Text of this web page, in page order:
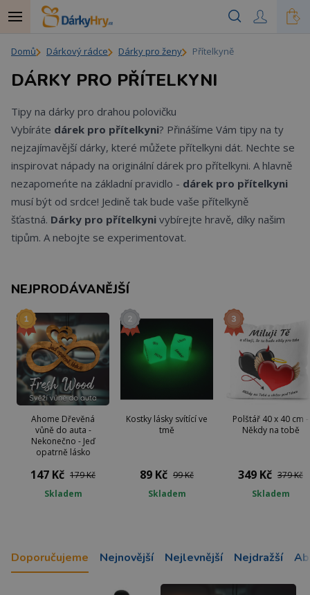
Domů Dárkový rádce Dárky pro ženy Přítelkyně
DÁRKY PRO PŘÍTELKYNI
Tipy na dárky pro drahou polovičku
Vybíráte dárek pro přítelkyni? Přinášíme Vám tipy na ty
nejzajímavější dárky, které můžete přítelkyni dát. Nechte se
inspirovat nápady na originální dárek pro přítelkyni. A hlavně
nezapomeńte na základní pravidlo - dárek pro přítelkyni
musí být od srdce! Jedině tak bude vaše přítelkyně
šťastná. Dárky pro přítelkyni vybírejte hravě, díky našim
tipům. A nebojte se experimentovat.
NEJPRODÁVANĚJŠÍ
Ahome Dřevěná
vůně do auta -
Nekonečno - Jeď
opatrně lásko
147 Kč 179 Kč
Skladem
Kostky lásky svítící ve
tmě
89 Kč 99 Kč
Skladem
Polštář 40 x 40 cm -
Někdy na tobě
349 Kč 379 Kč
Skladem
Doporučujeme Nejnovější Nejlevnější Nejdražší